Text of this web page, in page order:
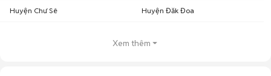
Huyện Chư Sê Huyện Đăk Đoa
Xem thêm